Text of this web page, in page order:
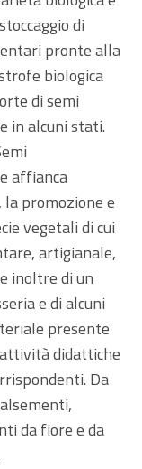
di
pronte alla
biologica
di semi
in alcuni stati.
affianca
promozione e
vegetali di cui
artigianale,
inoltre di un
e di alcuni
presente
didattiche
Da
da fiore e da